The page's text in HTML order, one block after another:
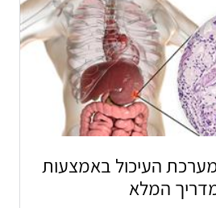
העיכול באמצעות